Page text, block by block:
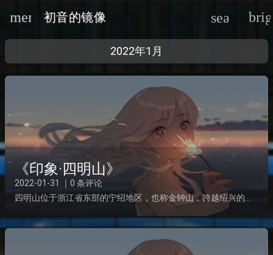
menu 初音的镜像 search
2022年1月
《印象·四明山》
2022-01-31 ｜0 条评论